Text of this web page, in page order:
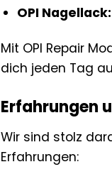
OPI Nagellack:
Mit OPI Repair
dich jeden Tag
Erfahrungen
Wir sind stolz
Erfahrungen: